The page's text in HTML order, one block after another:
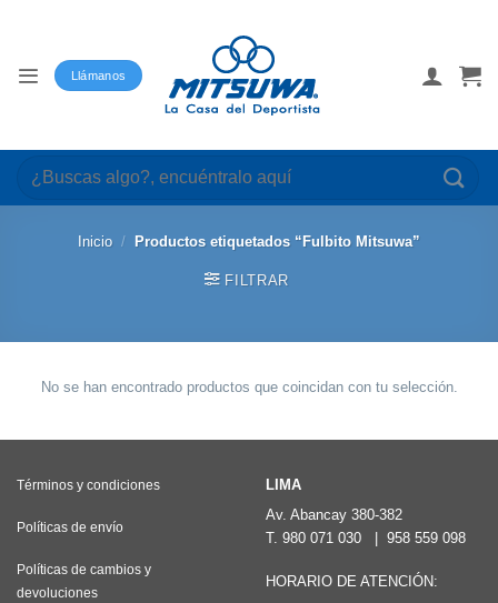
Llámanos
Buscar
por:
Inicio / Productos etiquetados “Fulbito Mitsuwa”
FILTRAR
No se han encontrado productos que coincidan con tu selección.
Términos y condiciones
Políticas de envío
Políticas de cambios y
devoluciones
LIMA
Av. Abancay 380-382
T. 980 071 030 958 559 098
HORARIO DE ATENCIÓN: